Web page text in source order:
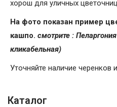
хорош для уличных
На фото показан пример
кашпо. смотрите :
кликабельная)
Уточняйте наличие черенков
Каталог